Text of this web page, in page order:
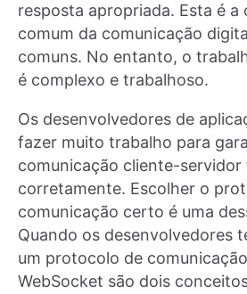
resposta apropriada. Esta é a
comum da comunicação
comuns. No entanto, o
é complexo e trabalhoso.
Os desenvolvedores de
fazer muito trabalho para
comunicação cliente-servidor
corretamente. Escolher o
comunicação certo é uma
Quando os desenvolvedores
um protocolo de
WebSocket são dois